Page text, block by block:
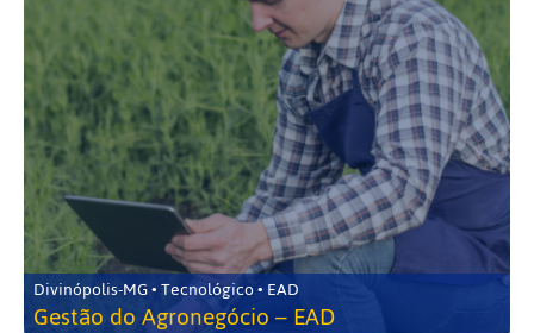
Divinópolis-MG • Tecnológico • EAD
Gestão do Agronegócio – EAD